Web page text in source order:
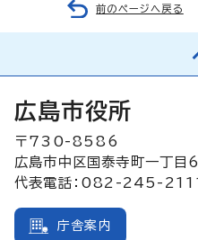
前のページへ戻る
広島市役所
〒730-8586
広島市中区国泰寺町一丁
代表電話：082-245-
庁舎案内